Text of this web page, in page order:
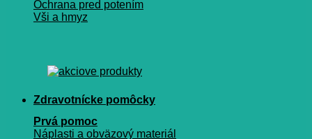
Ochrana pred potením
Vši a hmyz
Zdravotnícke pomôcky
Prvá pomoc
Náplasti a obväzový materiál